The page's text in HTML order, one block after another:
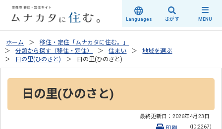
Languages さがす MENU
ホーム
移住・定住「ムナカタに住む。」
分類から探す（移住・定住）
住まい
地域を選ぶ
日の里(ひのさと)
日の里(ひのさと)
日の里(ひのさと)
最終更新日： 2026年4月23日
（ID:2267）